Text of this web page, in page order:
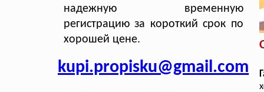
надежную временную
регистрацию за короткий срок по
хорошей цене.
kupi.propisku@gmail.com